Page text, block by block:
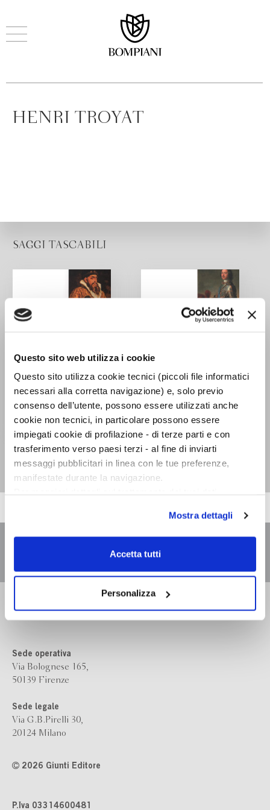
Questo sito web utilizza i cookie
Questo sito utilizza cookie tecnici (piccoli file informatici
necessari alla corretta navigazione) e, solo previo
consenso dell’utente, possono essere utilizzati anche
cookie non tecnici, in particolare possono essere
impiegati cookie di profilazione - di terze parti e con
trasferimento verso paesi terzi - al fine di inviarti
messaggi pubblicitari in linea con le tue preferenze,
manifestate durante la navigazione.
scelte privacy sui cookie, ti invitiamo a prendere visione
dell’informativa cookie.
Chiudendo il banner tramite la “X” prosegui la
dei soli cookie tecnici. Selezionando “Accetta tutti” presti
il tuo consenso alla profilazione che potrai revocare in
ogni momentoRevoca
Mostra dettagli
Accetta tutti
Personalizza
HENRI TROYAT
SAGGI TASCABILI
Ivan il Terribile
Henri Troyat
Pietro il Grande
Henri Troyat
Sede operativa
Via Bolognese 165,
50139 Firenze
Sede legale
Via G.B.Pirelli 30,
20124 Milano
2026 Giunti Editore
P.Iva 03314600481